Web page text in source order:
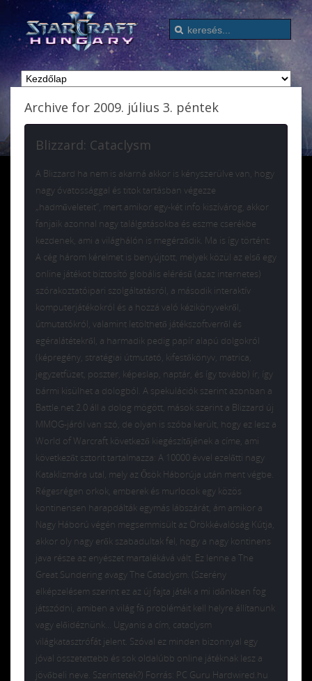
Archive for 2009. július 3. péntek
Blizzard: Cataclysm
A Blizzard ha nem is akarná akkor is kényszerülve van, hogy
nagy óvatossággal és titok tartásban végezze
„hadműveleteit”, mert amikor egy-két info kiszívárog, akkor
fanjaik azonnal nagy találgatásokba és eszme cserékbe
kezdenek, ami a világhálón is megérződik. Ma is így történt:
A cég három kérelmet is benyújtott, melyek közül az első egy
online játékot biztosító globális elérésű (azaz internetes)
szórakoztatóipari szolgáltatásról, a második interaktív
komputerjátékokról és a hozzá való kézikönyvekről,
útmutatókról, valamint letölthető játékszoftverről és
egéralátétekről, a harmadik pedig papír alapú dolgokról
(képregény, stratégiai útmutató, kifestőkönyv, matrica,
jegyzetfüzet, poszter, képeslap, naptár, és így tovább) ír, így
bármi kisülhet a dologból. A spekulációk szerint azonban a
Battle.net 2.0 áll a dolog mögött, mások szerint a Blizzard új
MMOG-járól van szó, de olyan is szóba került, hogy ez lesz a
World of Warcraft következő kiegészítőjének a címe, ami
következőt sztorit tartalmazza: A 10000 évvel ezelőtti nagy
Kataklizmára utal, mely az Ősök Háborúja után ment végbe.
Régesrégen orkok, emberek és murlocok egy közös
kontinensen harapdálták egymás lábszárát, ám amikor a
Nagy Háború végén megsemmisült az Örökkévalóság Kútja,
akkor oly nagy erők szabadultak fel, hogy a nagy kontinens
java része az enyészet martalékává vált. Ez lenne a The
Great Sundering avagy The Cataclysm. (Szerény
elképzelésem szerint ez az új fajta játék a mi időnkben fog
játszódni, amiben a világ fő problémáit kell helyre állítanunk
vagy előidéznünk… Ugyanis a cím, cataclysm
világkatasztrófát jelent. Szóval ez minden bizonnyal egy
jóval összetettebb és sok oldalúbb online játéknak lesz a
jövőbeli neve. Szerintetek?) Forrás: PC Guru Hardwired.hu